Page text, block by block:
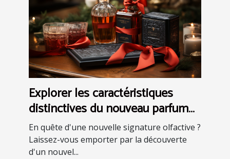
Explorer les caractéristiques
distinctives du nouveau parfum
pour homme: eau de toilette et
coffrets
En quête d'une nouvelle signature olfactive ?
Laissez-vous emporter par la découverte
d'un nouvel...